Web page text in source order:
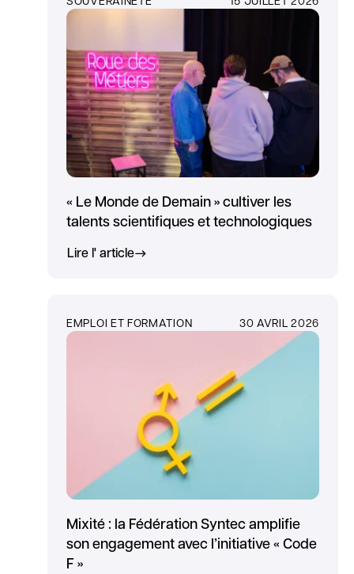
« Le Monde de Demain » cultiver les
talents scientifiques et technologiques
Lire l' article
EMPLOI ET FORMATION 30 AVRIL 2026
Mixité : la Fédération Syntec amplifie
son engagement avec l’initiative « Code
F »